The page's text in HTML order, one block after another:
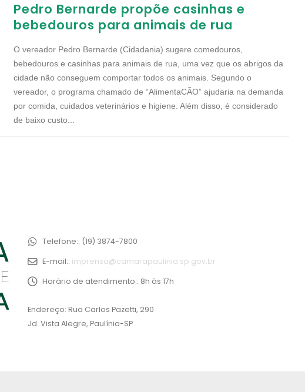
Pedro Bernarde propõe casinhas e
bebedouros para animais de rua
O vereador Pedro Bernarde (Cidadania) sugere comedouros,
bebedouros e casinhas para animais de rua, uma vez que os abrigos da
cidade não conseguem comportar todos os animais. Segundo o
vereador, o programa chamado de “AlimentaCÃO” ajudaria na demanda
por comida, cuidados veterinários e higiene. Além disso, é considerado
de baixo custo...
Telefone:: (19) 3874-7800
E-mail:: imprensa@camarapaulinia.sp.gov.br
Horário de atendimento:: 8h às 17h
Endereço: Rua Carlos Pazetti, 290
Jd. Vista Alegre, Paulínia-SP